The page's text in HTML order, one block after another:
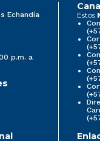
Echandía
p.m. a
Estos